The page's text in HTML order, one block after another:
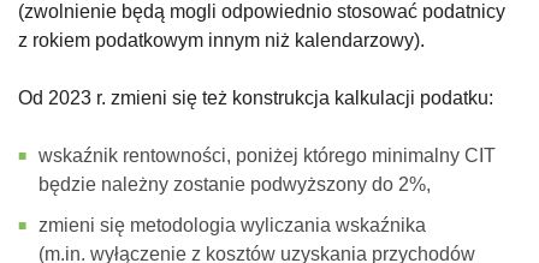
(zwolnienie będą mogli odpowiednio stosować podatnicy
z rokiem podatkowym innym niż kalendarzowy).
Od 2023 r. zmieni się też konstrukcja kalkulacji podatku:
wskaźnik rentowności, poniżej którego minimalny CIT
będzie należny zostanie podwyższony do 2%,
zmieni się metodologia wyliczania wskaźnika
(m.in. wyłączenie z kosztów uzyskania przychodów